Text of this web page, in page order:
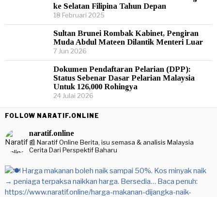
ke Selatan Filipina Tahun Depan
18 Februari 2025
Sultan Brunei Rombak Kabinet, Pengiran
Muda Abdul Mateen Dilantik Menteri Luar
7 Jun 2026
Dokumen Pendaftaran Pelarian (DPP):
Status Sebenar Dasar Pelarian Malaysia
Untuk 126,000 Rohingya
24 Julai 2026
FOLLOW NARATIF.ONLINE
naratif.online
📰 Naratif Online Berita, isu semasa & analisis Malaysia
Cerita Dari Perspektif Baharu